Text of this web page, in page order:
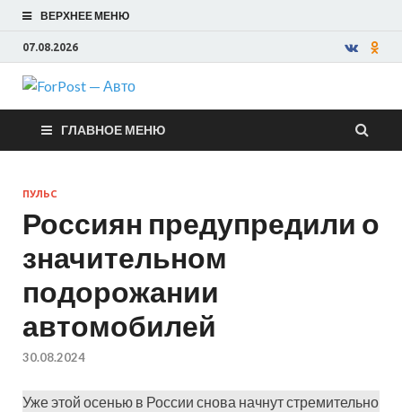
ВЕРХНЕЕ МЕНЮ
07.08.2026
ForPost —
Авто
ГЛАВНОЕ МЕНЮ
ПУЛЬС
Россиян предупредили о
значительном
подорожании
автомобилей
30.08.2024
Уже этой осенью в России снова начнут стремительно